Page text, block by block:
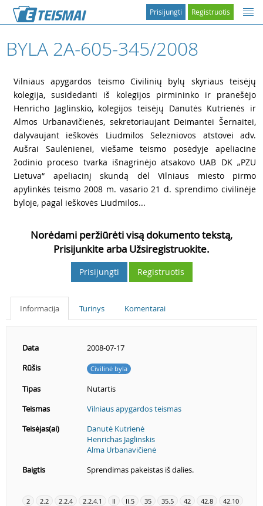
Registruotis
Prisijungti
BYLA 2A-605-345/2008
Vilniaus apygardos teismo Civilinių bylų skyriaus teisėjų
kolegija, susidedanti iš kolegijos pirmininko ir pranešėjo
Henricho Jaglinskio, kolegijos teisėjų Danutės Kutrienės ir
Almos Urbanavičienės, sekretoriaujant Deimantei Šernaitei,
dalyvaujant ieškovės Liudmilos Selezniovos atstovei adv.
Aušrai Saulėnienei, viešame teismo posėdyje apeliacine
žodinio proceso tvarka išnagrinėjo atsakovo UAB DK „PZU
Lietuva“ apeliacinį skundą dėl Vilniaus miesto pirmo
apylinkės teismo 2008 m. vasario 21 d. sprendimo civilinėje
byloje, pagal ieškovės Liudmilos...
Norėdami peržiūrėti visą dokumento tekstą,
Prisijunkite arba Užsiregistruokite.
Prisijungti Registruotis
Informacija Turinys Komentarai
Data
2008-07-17
Rūšis
Civilinė byla
Tipas
Nutartis
Teismas
Vilniaus apygardos teismas
Teisėjas(ai)
Danutė Kutrienė
Henrichas Jaglinskis
Alma Urbanavičienė
Baigtis
Sprendimas pakeistas iš dalies.
2 2.2 2.2.4 2.2.4.1 II II.5 35 35.5 42 42.8
42.10